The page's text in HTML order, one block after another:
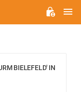
BIELEFELD' IN